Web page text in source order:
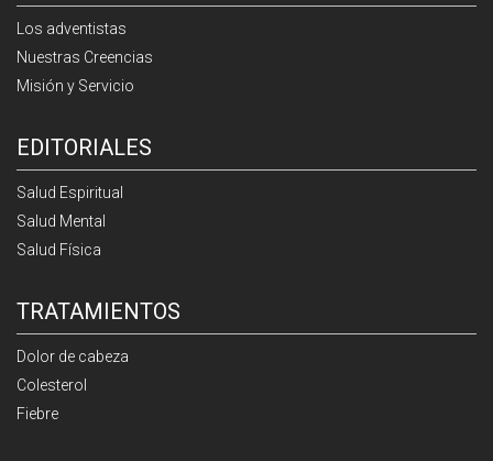
Los adventistas
Nuestras Creencias
Misión y Servicio
EDITORIALES
Salud Espiritual
Salud Mental
Salud Física
TRATAMIENTOS
Dolor de cabeza
Colesterol
Fiebre